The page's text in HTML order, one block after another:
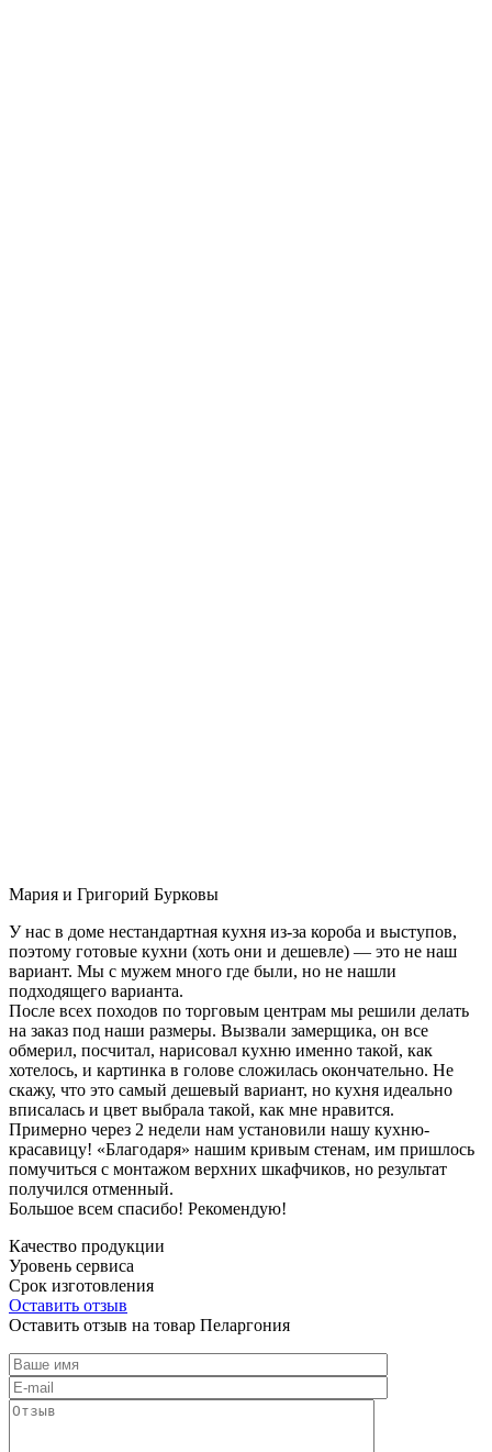
Мария и Григорий Бурковы
У нас в доме нестандартная кухня из-за короба и выступов,
поэтому готовые кухни (хоть они и дешевле) — это не наш
вариант. Мы с мужем много где были, но не нашли
подходящего варианта.
После всех походов по торговым центрам мы решили делать
на заказ под наши размеры. Вызвали замерщика, он все
обмерил, посчитал, нарисовал кухню именно такой, как
хотелось, и картинка в голове сложилась окончательно. Не
скажу, что это самый дешевый вариант, но кухня идеально
вписалась и цвет выбрала такой, как мне нравится.
Примерно через 2 недели нам установили нашу кухню-
красавицу! «Благодаря» нашим кривым стенам, им пришлось
помучиться с монтажом верхних шкафчиков, но результат
получился отменный.
Большое всем спасибо! Рекомендую!
Качество продукции
Уровень сервиса
Срок изготовления
Оставить отзыв
Оставить отзыв на товар Пеларгония